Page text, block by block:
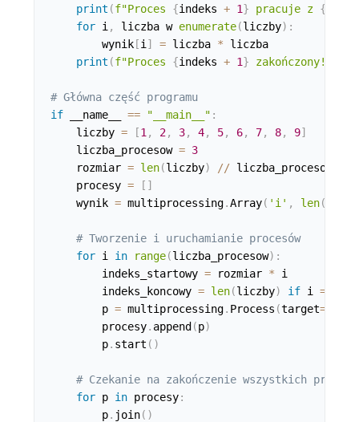
print (f"Proces {indeks + 1} pracuje z {
for i , liczba w enumerate(liczby) :
        wynik
[i ] = liczba * liczba
print (f"Proces {indeks + 1} zakończony!"
# Główna część programu
if __name__ == "__main__" :
    liczby
= [1 , 2, 3, 4, 5, 6, 7, 8, 9]
    liczba_procesow
= 3
    rozmiar
= len(liczby) // liczba_procesow
    procesy
= [ ]
    wynik
= multiprocessing.Array( 'i' , len(
# Tworzenie i uruchamianie procesów
for i in range(liczba_procesow) :
        indeks_startowy
= rozmiar * i
        indeks_koncowy
= len(liczby) if i ==
        p
= multiprocessing. Process (target=
        procesy
. append (p)
        p
. start ( )
# Czekanie na zakończenie wszystkich
for p in procesy:
        p
. join( )